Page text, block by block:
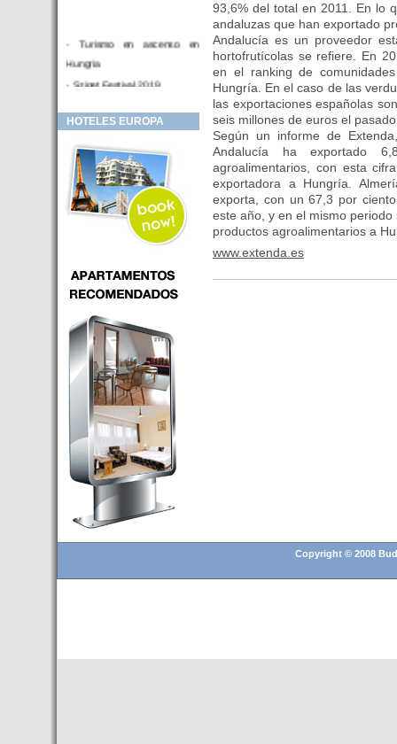
- Turismo en ascenso en
Hungria
- Sziget Festival 2019
Hotel en venta en zona PRIME
- Inversor para hotel
- Hotel en venta Budapest
- Budapest y Cracovia, las
ciudades de moda en 2018
- Inaugurado en BUDAPEST el
puede ser controlado por
Smarthfones de sus clientes
- HOTEL Moments Budapest,
éste sí es un ‘gran hotel
Budapest’.
- Hoteles en BUDAPEST:
Resultados octubre de 2016,
subida del 15% ocupación y
del 25,6% en el RevPar
- Nuevo Hotel en Budapest
bajo la marca Exe Hotusa
- Transfer Aeropuerto de
BUDAPEST
HOTELES EUROPA
93,6% del total en 2011. En lo
andaluzas que han exportado
Andalucía es un proveedor
hortofrutícolas se refiere. En
en el ranking de
Hungría. En el caso de las
las exportaciones españolas
seis millones de euros el
Según un informe de
Andalucía ha exportado
agroalimentarios, con esta
exportadora a Hungría.
exporta, con un 67,3 por
este año, y en el mismo
productos agroalimentarios a
www.extenda.es
Copyright © 2008